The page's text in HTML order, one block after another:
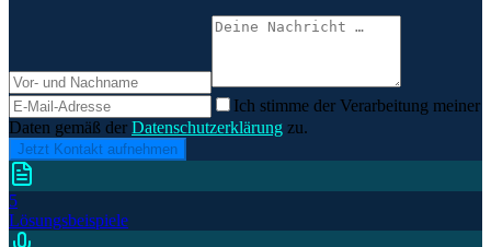
Ich stimme der Verarbeitung meiner
Daten gemäß der Datenschutzerklärung zu.
Jetzt Kontakt aufnehmen
5
Lösungsbeispiele